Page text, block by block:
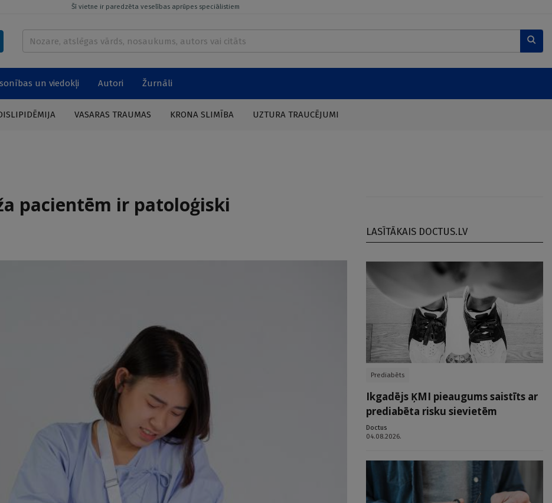
Šī vietne ir paredzēta veselības aprūpes speciālistiem
un viedokļi Autori Žurnāli
VASARAS TRAUMAS KRONA SLIMĪBA UZTURA TRAUCĒJUMI
pacientēm ir patoloģiski
LASĪTĀKAIS DOCTUS.LV
Prediabēts
Ikgadējs ĶMI pieaugums saistīts ar
prediabēta risku sievietēm
Doctus
04.08.2026.